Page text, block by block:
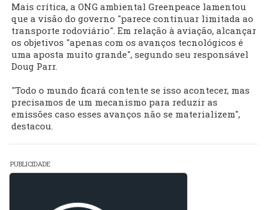
Mais crítica, a ONG ambiental Greenpeace lamentou
que a visão do governo "parece continuar limitada ao
transporte rodoviário". Em relação à aviação, alcançar
os objetivos "apenas com os avanços tecnológicos é
uma aposta muito grande", segundo seu responsável
Doug Parr.
"Todo o mundo ficará contente se isso acontecer, mas
precisamos de um mecanismo para reduzir as
emissões caso esses avanços não se materializem",
destacou.
PUBLICIDADE